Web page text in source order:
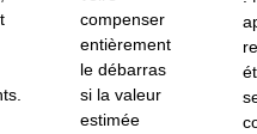
compenser
entièrement
le débarras
si la valeur
estimée